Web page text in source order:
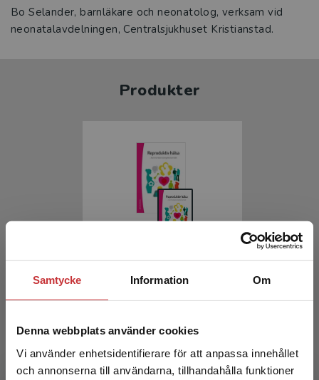
Samtycke Information Om
Denna webbplats använder cookies
Vi använder enhetsidentifierare för att anpassa innehållet
och annonserna till användarna, tillhandahålla funktioner
Bo Selander, barnläkare och neonatolog, verksam vid
neonatalavdelningen, Centralsjukhuset Kristianstad.
Produkter
Reproduktiv hälsa
Lindgren, Helena m.fl. (red.)
Exkl. moms: 865 kr